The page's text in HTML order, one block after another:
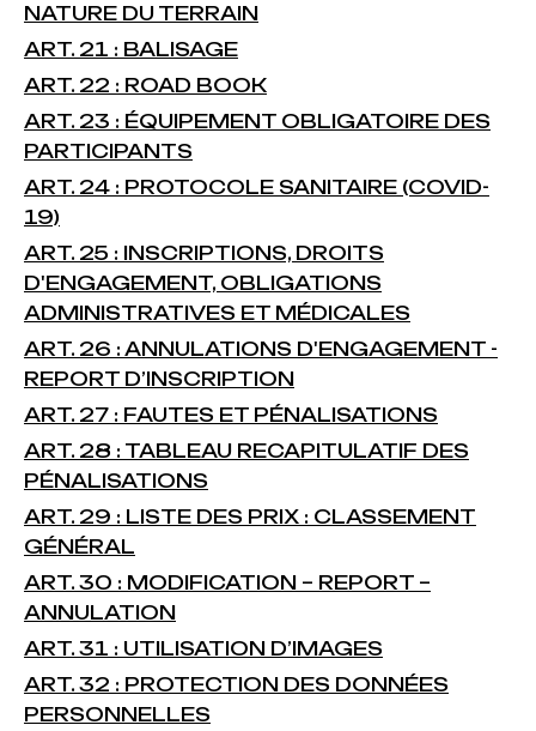
NATURE DU TERRAIN
ART. 21 : BALISAGE
ART. 22 : ROAD BOOK
ART. 23 : ÉQUIPEMENT OBLIGATOIRE DES
PARTICIPANTS
ART. 24 : PROTOCOLE SANITAIRE (COVID-
19)
ART. 25 : INSCRIPTIONS, DROITS
D'ENGAGEMENT, OBLIGATIONS
ADMINISTRATIVES ET MÉDICALES
ART. 26 : ANNULATIONS D'ENGAGEMENT -
REPORT D’INSCRIPTION
ART. 27 : FAUTES ET PÉNALISATIONS
ART. 28 : TABLEAU RECAPITULATIF DES
PÉNALISATIONS
ART. 29 : LISTE DES PRIX : CLASSEMENT
GÉNÉRAL
ART. 30 : MODIFICATION – REPORT –
ANNULATION
ART. 31 : UTILISATION D’IMAGES
ART. 32 : PROTECTION DES DONNÉES
PERSONNELLES